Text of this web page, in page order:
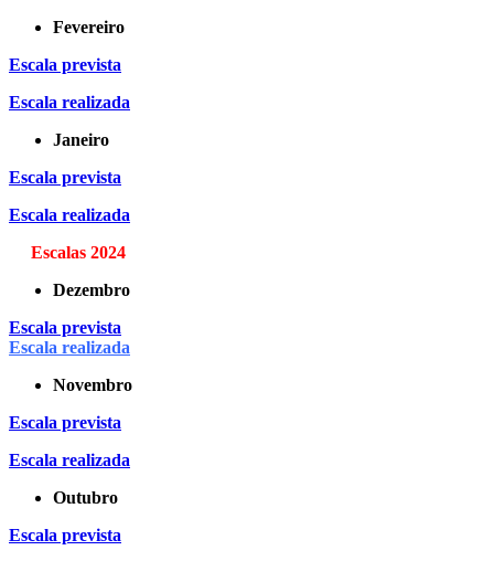
Fevereiro
Escala prevista
Escala realizada
Janeiro
Escala prevista
Escala realizada
Escalas 2024
Dezembro
Escala prevista
Escala realizada
Novembro
Escala prevista
Escala realizada
Outubro
Escala prevista